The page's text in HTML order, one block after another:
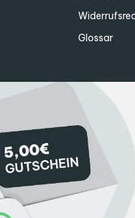
Glossar